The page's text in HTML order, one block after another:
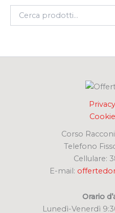
Corso
Telefono
Cellulare:
E-mail:
Orario
Lunedì-Venerdì